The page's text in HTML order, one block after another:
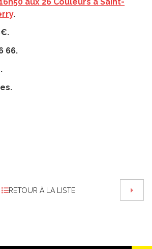
.
€.
66.
RETOUR À LA LISTE